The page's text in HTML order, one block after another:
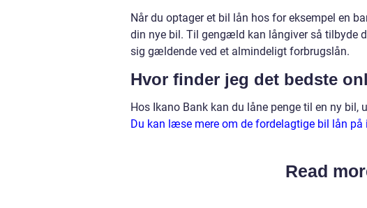
Når du optager et bil lån hos for eksempel en
din nye bil. Til gengæld kan långiver så tilbyde
sig gældende ved et almindeligt forbrugslån.
Hvor finder jeg det bedste
Hos Ikano Bank kan du låne penge til en ny bil,
Du kan læse mere om de fordelagtige bil lån på
Read